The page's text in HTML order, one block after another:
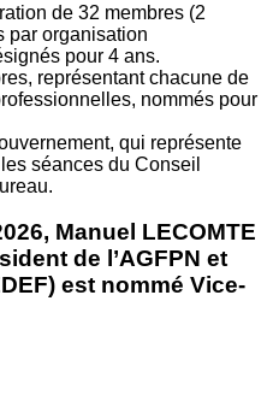
de 32 membres (2
par organisation
pour 4 ans.
représentant chacune de
nommés pour
qui représente
séances du Conseil
Manuel LECOMTE
de l’AGFPN et
est nommé Vice-